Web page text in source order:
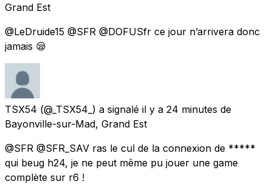
Grand Est
@LeDruide15 @SFR @DOFUSfr ce jour n’arrivera donc
jamais 😪
TSX54 (@_TSX54_) a signalé il y a 24 minutes de
Bayonville-sur-Mad, Grand Est
@SFR @SFR_SAV ras le cul de la connexion de *****
qui beug h24, je ne peut même pu jouer une game
complète sur r6 !